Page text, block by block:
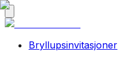
Bryllupsinvitasjoner